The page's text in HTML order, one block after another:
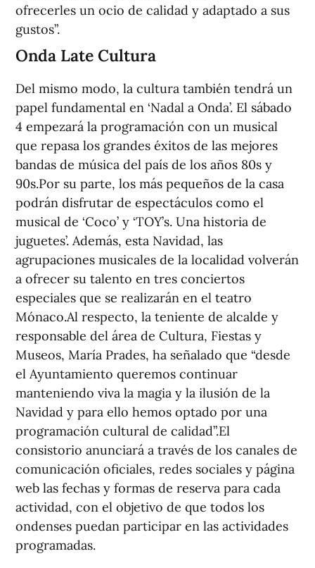
ofrecerles un ocio de calidad y adaptado a sus
gustos”.
Onda Late Cultura
Del mismo modo, la cultura también tendrá un
papel fundamental en ‘Nadal a Onda’. El sábado
4 empezará la programación con un musical
que repasa los grandes éxitos de las mejores
bandas de música del país de los años 80s y
90s.Por su parte, los más pequeños de la casa
podrán disfrutar de espectáculos como el
musical de ‘Coco’ y ‘TOY’s. Una historia de
juguetes’. Además, esta Navidad, las
agrupaciones musicales de la localidad volverán
a ofrecer su talento en tres conciertos
especiales que se realizarán en el teatro
Mónaco.Al respecto, la teniente de alcalde y
responsable del área de Cultura, Fiestas y
Museos, María Prades, ha señalado que “desde
el Ayuntamiento queremos continuar
manteniendo viva la magia y la ilusión de la
Navidad y para ello hemos optado por una
programación cultural de calidad”.El
consistorio anunciará a través de los canales de
comunicación oficiales, redes sociales y página
web las fechas y formas de reserva para cada
actividad, con el objetivo de que todos los
ondenses puedan participar en las actividades
programadas.